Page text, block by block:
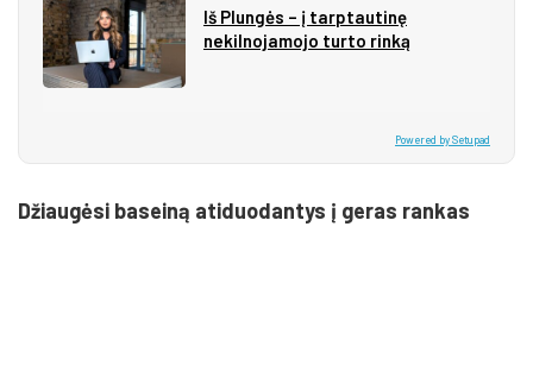
Iš Plungės – į tarptautinę
nekilnojamojo turto rinką
Powered by Setupad
Džiaugėsi baseiną atiduodantys į geras rankas